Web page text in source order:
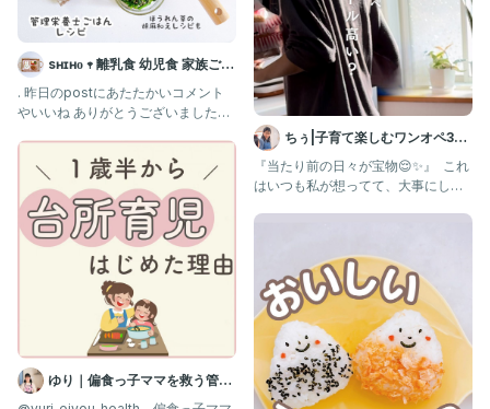
sʜɪʜᴏ 𖥧 離乳食 幼児食 家族ごは
ん
. 昨日のpostにあたたかいコメント
やいいね ありがとうございました♡
ゆり｜偏食っ子ママを救う管理
ちぅ|子育て楽しむワンオペ3児
ママ
『当たり前の日々が宝物😌✨』 ⁡ これ
はいつも私が想ってて、大事にして